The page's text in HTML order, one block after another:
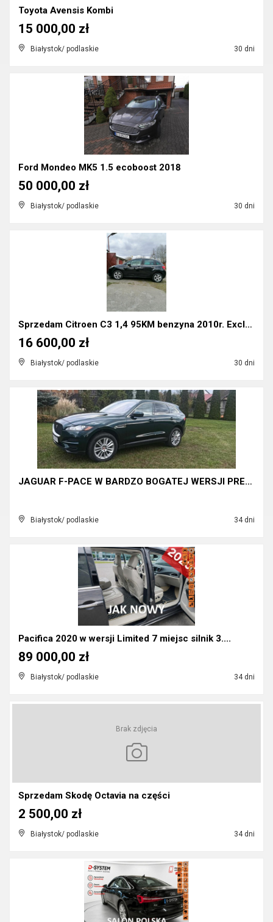
Toyota Avensis Kombi
Białystok/ podlaskie 30 dni
15 000,00 zł
Ford Mondeo MK5 1.5 ecoboost 2018
Białystok/ podlaskie 30 dni
50 000,00 zł
Sprzedam Citroen C3 1,4 95KM benzyna 2010r. Exclus...
Białystok/ podlaskie 30 dni
16 600,00 zł
JAGUAR F-PACE W BARDZO BOGATEJ WERSJI PRESIGE
Białystok/ podlaskie 34 dni
Pacifica 2020 w wersji Limited 7 miejsc silnik 3....
Białystok/ podlaskie 34 dni
89 000,00 zł
Brak zdjęcia
Sprzedam Skodę Octavia na części
Białystok/ podlaskie 34 dni
2 500,00 zł